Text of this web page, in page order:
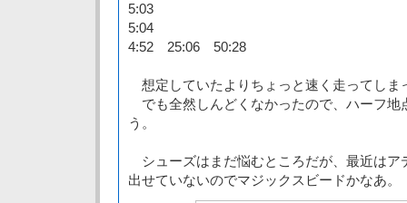
5:03
5:04
4:52 25:06 50:28
想定していたよりちょっと速く走ってしま
でも全然しんどくなかったので、ハーフ地
う。
シューズはまだ悩むところだが、最近はア
出せていないのでマジックスビードかなあ。